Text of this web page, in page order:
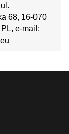
68, 16-070
e-mail: